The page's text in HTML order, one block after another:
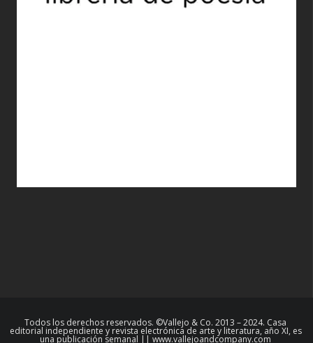
Todos los derechos reservados. ©Vallejo & Co. 2013 – 2024. Casa
editorial independiente y revista electrónica de arte y literatura, año XI, es
una publicación semanal || www.vallejoandcompany.com